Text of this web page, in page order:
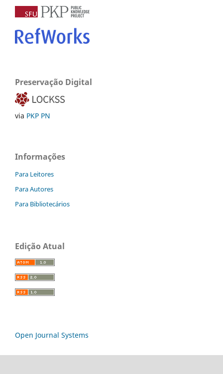
Preservação Digital
via PKP PN
Informações
Para Leitores
Para Autores
Para Bibliotecários
Edição Atual
Open Journal Systems